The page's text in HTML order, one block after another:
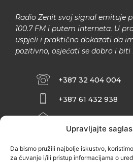
Upravljajte
Da bismo pružili najbolje iskustvo,
za čuvanje i/ili pristup informacijama o
Radio Zenit svoj signal emituje
100.7 FM i putem interneta. U
uspjeli i praktično dokazati da
pozitivno, osjećati se dobro i biti
+387 32 404 004
+387 61 432 938
INFO@ZENIT.BA
ZENIČANKA, 3.